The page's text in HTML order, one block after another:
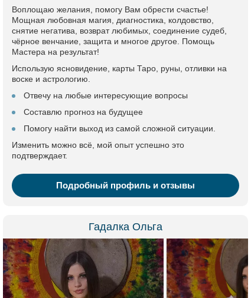
Воплощаю желания, помогу Вам обрести счастье!
Мощная любовная магия, диагностика, колдовство,
снятие негатива, возврат любимых, соединение судеб,
чёрное венчание, защита и многое другое. Помощь
Мастера на результат!
Использую ясновидение, карты Таро, руны, отливки на
воске и астрологию.
Отвечу на любые интересующие вопросы
Составлю прогноз на будущее
Помогу найти выход из самой сложной ситуации.
Изменить можно всё, мой опыт успешно это
подтверждает.
Подробный профиль и отзывы
Гадалка Ольга